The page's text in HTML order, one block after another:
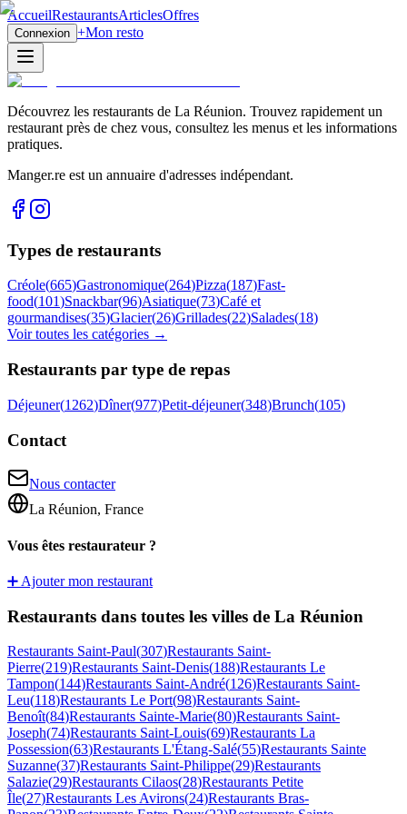
AccueilRestaurantsArticlesOffres
Connexion +Mon resto
Découvrez les restaurants de La Réunion. Trouvez rapidement un
restaurant près de chez vous, consultez les menus et les informations
pratiques.
Manger.re est un annuaire d'adresses indépendant.
Types de restaurants
Créole(665)Gastronomique(264)Pizza(187)Fast-
food(101)Snackbar(96)Asiatique(73)Café et
gourmandises(35)Glacier(26)Grillades(22)Salades(18)
Voir toutes les catégories →
Restaurants par type de repas
Déjeuner(1262)Dîner(977)Petit-déjeuner(348)Brunch(105)
Contact
Nous contacter
La Réunion, France
Vous êtes restaurateur ?
➕ Ajouter mon restaurant
Restaurants dans toutes les villes de La Réunion
Restaurants Saint-Paul(307)Restaurants Saint-
Pierre(219)Restaurants Saint-Denis(188)Restaurants Le
Tampon(144)Restaurants Saint-André(126)Restaurants Saint-
Leu(118)Restaurants Le Port(98)Restaurants Saint-
Benoît(84)Restaurants Sainte-Marie(80)Restaurants Saint-
Joseph(74)Restaurants Saint-Louis(69)Restaurants La
Possession(63)Restaurants L'Étang-Salé(55)Restaurants Sainte
Suzanne(37)Restaurants Saint-Philippe(29)Restaurants
Salazie(29)Restaurants Cilaos(28)Restaurants Petite
Île(27)Restaurants Les Avirons(24)Restaurants Bras-